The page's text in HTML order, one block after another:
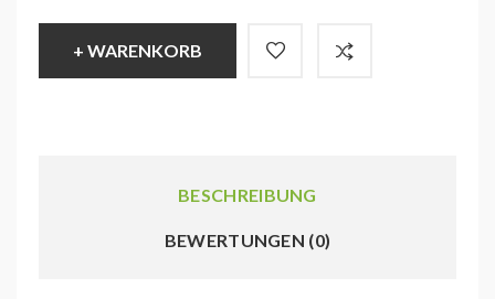
+ WARENKORB
BESCHREIBUNG
BEWERTUNGEN (0)